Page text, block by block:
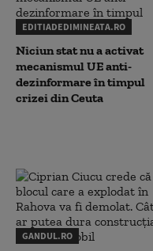
EDITIADEDIMINEATA.RO
Niciun stat nu a activat
mecanismul UE anti-
dezinformare în timpul
crizei din Ceuta
GANDUL.RO